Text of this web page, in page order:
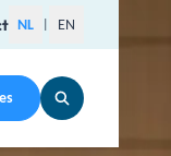
NL EN
to navigate items